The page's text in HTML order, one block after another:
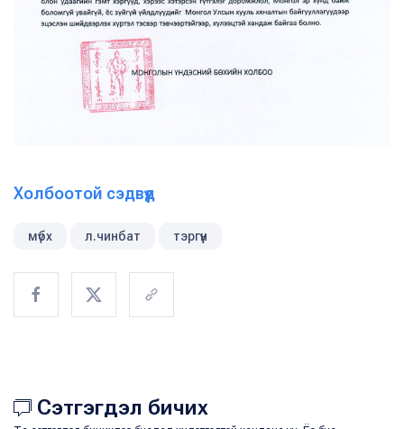
Холбоотой сэдвүүд
мүбх л.чинбат тэргүүн
Сэтгэгдэл бичих